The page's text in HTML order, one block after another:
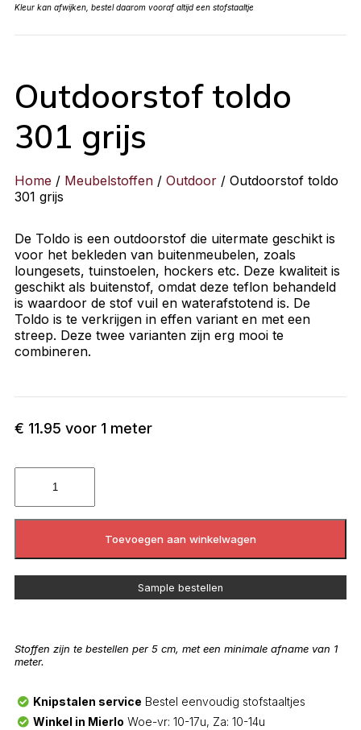
Kleur kan afwijken, bestel daarom vooraf altijd een stofstaaltje
Outdoorstof toldo
301 grijs
Home / Meubelstoffen / Outdoor / Outdoorstof toldo
301 grijs
De Toldo is een outdoorstof die uitermate geschikt is
voor het bekleden van buitenmeubelen, zoals
loungesets, tuinstoelen, hockers etc. Deze kwaliteit is
geschikt als buitenstof, omdat deze teflon behandeld
is waardoor de stof vuil en waterafstotend is. De
Toldo is te verkrijgen in effen variant en met een
streep. Deze twee varianten zijn erg mooi te
combineren.
€ 11.95 voor 1 meter
Toevoegen aan winkelwagen
Sample bestellen
Stoffen zijn te bestellen per 5 cm, met een minimale afname van 1
meter.
Knipstalen service Bestel eenvoudig stofstaaltjes
Winkel in Mierlo Woe-vr: 10-17u, Za: 10-14u